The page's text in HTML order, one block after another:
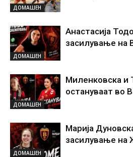
ДОМАШЕН
ДОМАШЕН
Анастасија
засилување на
ДОМАШЕН
Миленковска и
остануваат во
ДОМАШЕН
Марија
засилување на